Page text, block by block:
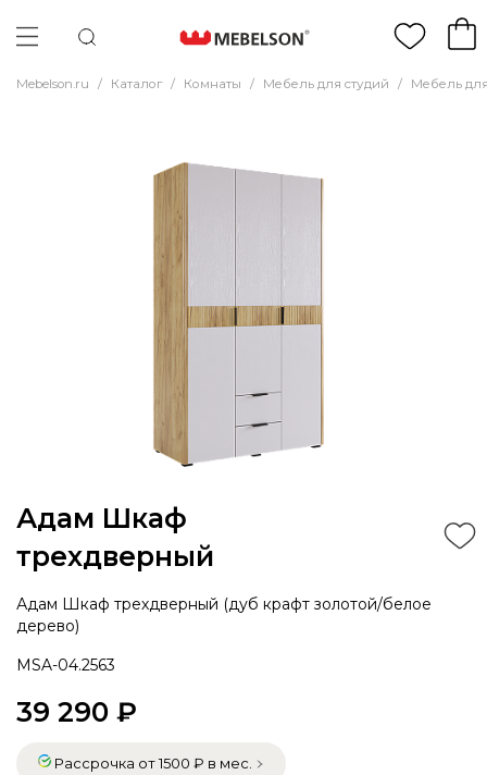
Mebelson.ru / Каталог / Комнаты / Мебель для студий / Мебель
Адам Шкаф
трехдверный
Адам Шкаф трехдверный (дуб крафт золотой/белое
дерево)
MSA-04.2563
39 290 ₽
Рассрочка от 1500 ₽ в мес.